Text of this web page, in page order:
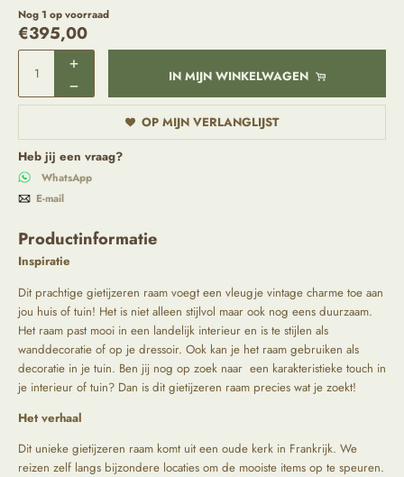
Nog 1 op voorraad
€395,00
IN MIJN WINKELWAGEN
OP MIJN VERLANGLIJST
Heb jij een vraag?
WhatsApp
E-mail
Productinformatie
Inspiratie
Dit prachtige gietijzeren raam voegt een vleugje vintage charme toe aan
jou huis of tuin! Het is niet alleen stijlvol maar ook nog eens duurzaam.
Het raam past mooi in een landelijk interieur en is te stijlen als
wanddecoratie of op je dressoir. Ook kan je het raam gebruiken als
decoratie in je tuin. Ben jij nog op zoek naar een karakteristieke touch in
je interieur of tuin? Dan is dit gietijzeren raam precies wat je zoekt!
Het verhaal
Dit unieke gietijzeren raam komt uit een oude kerk in Frankrijk. We
reizen zelf langs bijzondere locaties om de mooiste items op te speuren.